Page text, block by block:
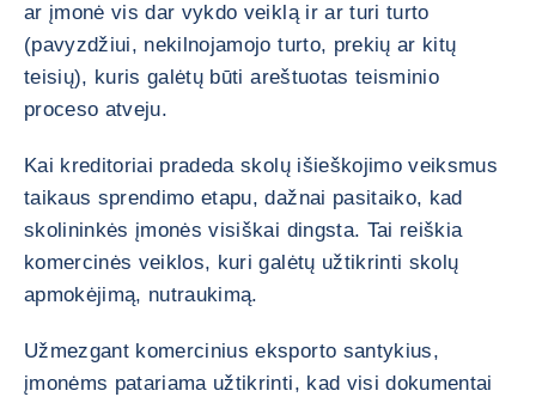
ar įmonė vis dar vykdo veiklą ir ar turi turto
(pavyzdžiui, nekilnojamojo turto, prekių ar kitų
teisių), kuris galėtų būti areštuotas teisminio
proceso atveju.
Kai kreditoriai pradeda skolų išieškojimo veiksmus
taikaus sprendimo etapu, dažnai pasitaiko, kad
skolininkės įmonės visiškai dingsta. Tai reiškia
komercinės veiklos, kuri galėtų užtikrinti skolų
apmokėjimą, nutraukimą.
Užmezgant komercinius eksporto santykius,
įmonėms patariama užtikrinti, kad visi dokumentai